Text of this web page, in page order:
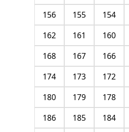
154
155
156
160
161
162
166
167
168
172
173
174
178
179
180
184
185
186